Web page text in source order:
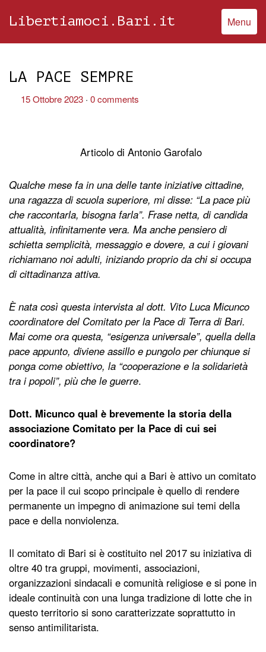
Libertiamoci.Bari.it Menu
LA PACE SEMPRE
15 Ottobre 2023 0 comments
Articolo di Antonio Garofalo
Qualche mese fa in una delle tante iniziative cittadine,
una ragazza di scuola superiore, mi disse: “La pace più
che raccontarla, bisogna farla”. Frase netta, di candida
attualità, infinitamente vera. Ma anche pensiero di
schietta semplicità, messaggio e dovere, a cui i giovani
richiamano noi adulti, iniziando proprio da chi si occupa
di cittadinanza attiva.
È nata così questa intervista al dott. Vito Luca Micunco
coordinatore del Comitato per la Pace di Terra di Bari.
Mai come ora questa, “esigenza universale”, quella della
pace appunto, diviene assillo e pungolo per chiunque si
ponga come obiettivo, la “cooperazione e la solidarietà
tra i popoli”, più che le guerre.
Dott. Micunco qual è brevemente la storia della
associazione Comitato per la Pace di cui sei
coordinatore?
Come in altre città, anche qui a Bari è attivo un comitato
per la pace il cui scopo principale è quello di rendere
permanente un impegno di animazione sui temi della
pace e della nonviolenza.
Il comitato di Bari si è costituito nel 2017 su iniziativa di
oltre 40 tra gruppi, movimenti, associazioni,
organizzazioni sindacali e comunità religiose e si pone in
ideale continuità con una lunga tradizione di lotte che in
questo territorio si sono caratterizzate soprattutto in
senso antimilitarista.